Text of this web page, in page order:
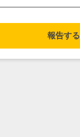
報告する